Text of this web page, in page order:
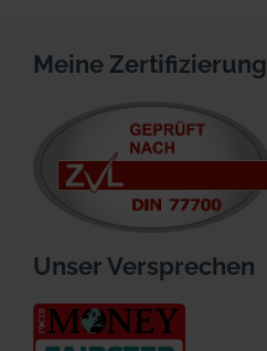
Meine Zertifizierung
Unser Versprechen